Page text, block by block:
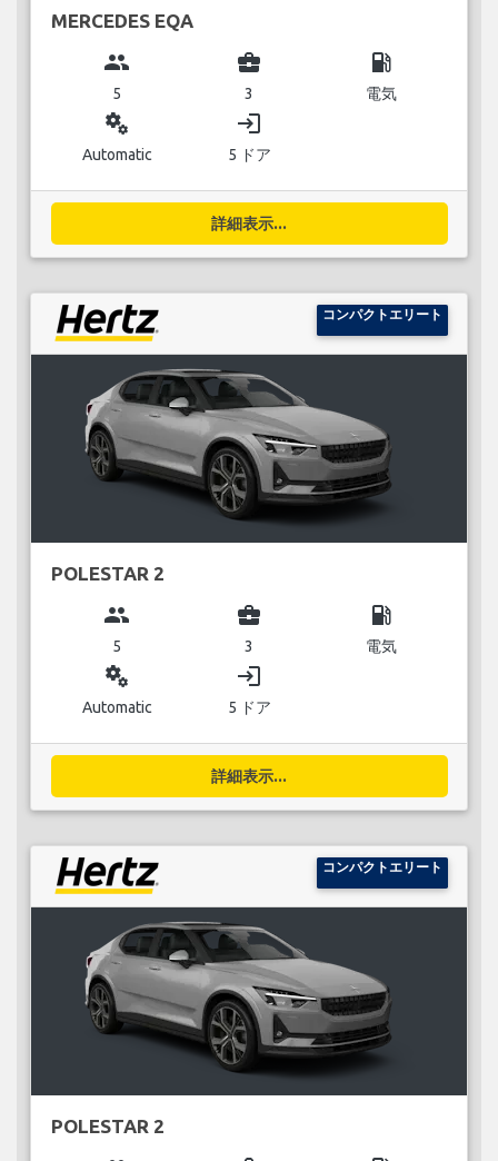
MERCEDES EQA
group
5
business_center
3
local_gas_station
電気
miscellaneous_services
Automatic
login
5 ドア
詳細表示...
コンパクトエリート
POLESTAR 2
group
5
business_center
3
local_gas_station
電気
miscellaneous_services
Automatic
login
5 ドア
詳細表示...
コンパクトエリート
POLESTAR 2